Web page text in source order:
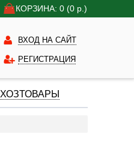
КОРЗИНА: 0 (0 р.)
ВХОД НА САЙТ
РЕГИСТРАЦИЯ
ХОЗТОВАРЫ